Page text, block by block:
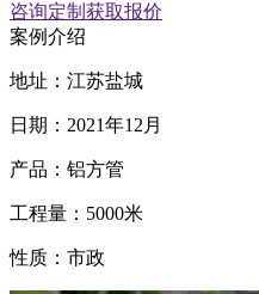
咨询定制 获取报价
案例介绍
地址：江苏盐城
日期：2021年12月
产品：铝方管
工程量：5000米
性质：市政